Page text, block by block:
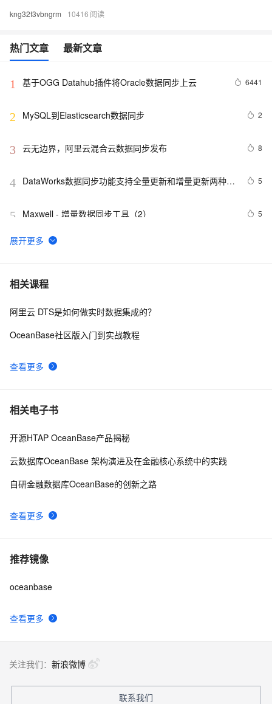
kng32f3vbngrm 10416
热门文章 最新文章
1 基于OGG Datahub插件将Oracle数据同步上云 6441
2 MySQL到Elasticsearch数据同步 2
3 云无边界，阿里云混合云数据同步发布 8
4 DataWorks数据同步功能支持全量更新和增量更新两种方
5
5 Maxwell - 增量数据同步工具（2） 5
6
55-微服务技术栈（高级）：微服务网关Soul（数据同步
7 docker环境安装mysql、canal、elasticsearch，基于
（一）
8 Kafka 集群如何实现数据同步？
相关课程
查看更多
阿里云 DTS是如何做实时数据集成的？
OceanBase社区版入门到实战教程
相关电子书
查看更多
开源HTAP OceanBase产品揭秘
云数据库OceanBase 架构演进及在金融核心系统中的实践
自研金融数据库OceanBase的创新之路
推荐镜像
查看更多
oceanbase
关注我们： 新浪微博
联系我们